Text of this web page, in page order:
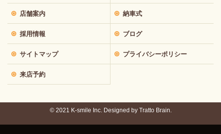
店舗案内 納車式
採用情報 ブログ
サイトマップ プライバシーポリシー
来店予約
© 2021 K-smile Inc. Designed by Tratto Brain.